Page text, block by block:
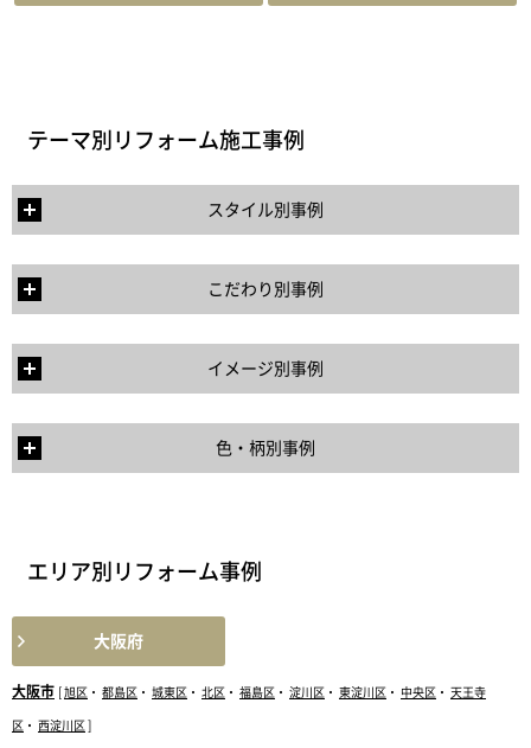
テーマ別リフォーム施工事例
スタイル別事例
こだわり別事例
イメージ別事例
色・柄別事例
エリア別リフォーム事例
大阪府
大阪市 旭区 ・ 都島区 ・ 城東区 ・ 北区 ・ 福島区 ・ 淀川区 ・ 東淀川区 ・ 中央区 ・ 天王寺
区 ・ 西淀川区